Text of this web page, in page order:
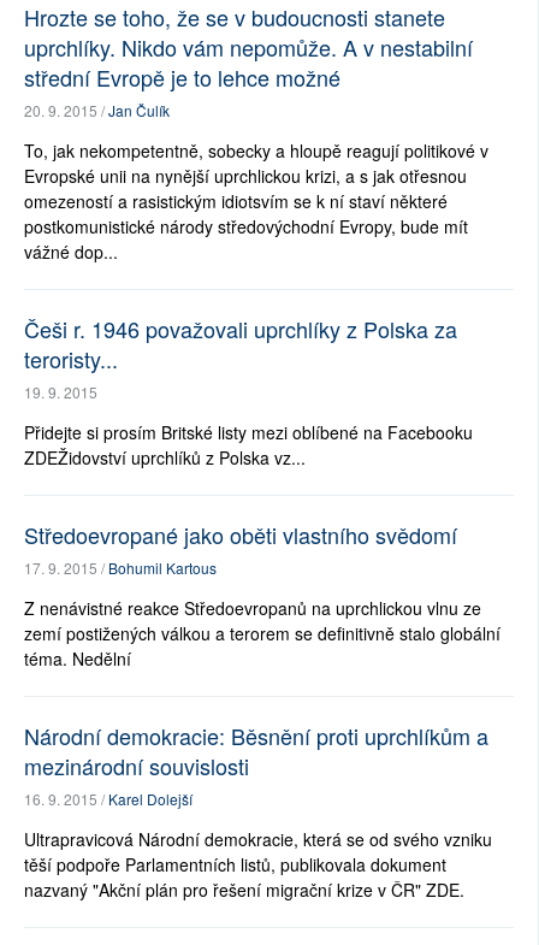
Hrozte se toho, že se v budoucnosti stanete
uprchlíky. Nikdo vám nepomůže. A v nestabilní
střední Evropě je to lehce možné
20. 9. 2015 /Jan Čulík
To, jak nekompetentně, sobecky a hloupě reagují politikové v
Evropské unii na nynější uprchlickou krizi, a s jak otřesnou
omezeností a rasistickým idiotsvím se k ní staví některé
postkomunistické národy středovýchodní Evropy, bude mít
vážné dop...
Češi r. 1946 považovali uprchlíky z Polska za
teroristy...
19. 9. 2015
Přidejte si prosím Britské listy mezi oblíbené na Facebooku
ZDEŽidovství uprchlíků z Polska vz...
Středoevropané jako oběti vlastního svědomí
17. 9. 2015 /Bohumil Kartous
Z nenávistné reakce Středoevropanů na uprchlickou vlnu ze
zemí postižených válkou a terorem se definitivně stalo globální
téma. Nedělní
Národní demokracie: Běsnění proti uprchlíkům a
mezinárodní souvislosti
16. 9. 2015 /Karel Dolejší
Ultrapravicová Národní demokracie, která se od svého vzniku
těší podpoře Parlamentních listů, publikovala dokument
nazvaný "Akční plán pro řešení migrační krize v ČR" ZDE.